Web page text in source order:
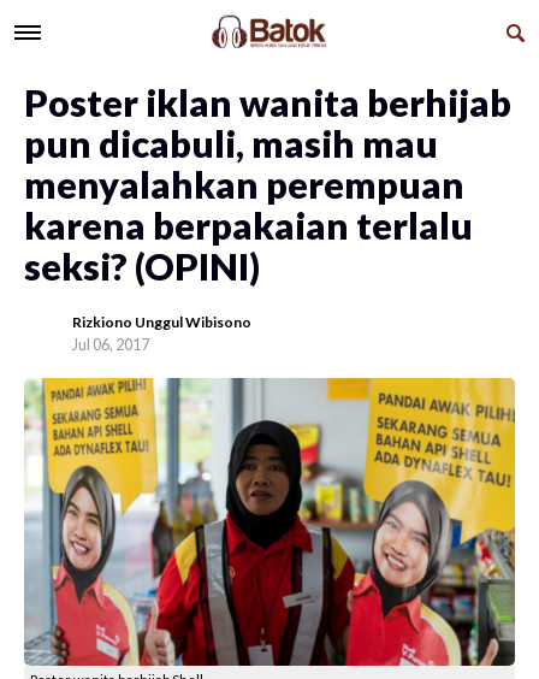
Poster iklan wanita berhijab
pun dicabuli, masih mau
menyalahkan perempuan
karena berpakaian terlalu
seksi? (OPINI)
Rizkiono Unggul Wibisono
Jul 06, 2017